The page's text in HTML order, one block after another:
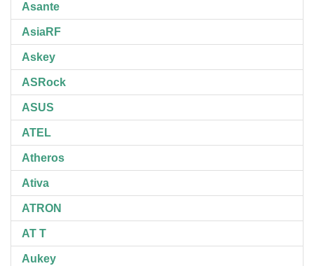
Asante
AsiaRF
Askey
ASRock
ASUS
ATEL
Atheros
Ativa
ATRON
AT T
Aukey